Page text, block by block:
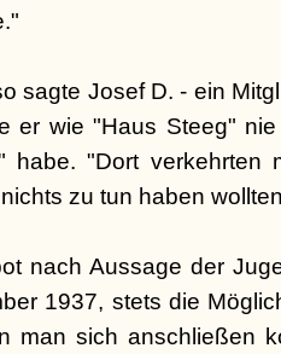
sagte Josef D. - ein
er wie "Haus Steeg"
habe. "Dort verkehrten
zu tun haben
nach Aussage der
1937, stets die
man sich anschließen